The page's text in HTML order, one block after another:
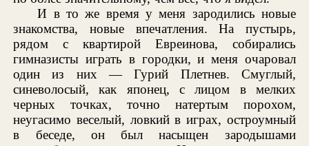
И в то же время у меня зародились новые
знакомства, новые впечатления. На пустырь,
рядом с квартирой Евреинова, собирались
гимназисты играть в городки, и меня очаровал
один из них — Гурий Плетнев. Смуглый,
синеволосый, как японец, с лицом в мелких
черных точках, точно натертым порохом,
неугасимо веселый, ловкий в играх, остроумный
в беседе, он был насыщен зародышами